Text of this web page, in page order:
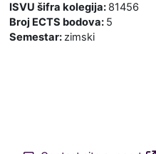
ISVU šifra kolegija: 81456
Broj ECTS bodova: 5
Semestar:zimski